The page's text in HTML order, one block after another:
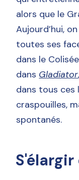
alors que le
Aujourd’hui,
toutes ses
dans le
dans Gladiator
dans tous
craspouilles,
spontanés.